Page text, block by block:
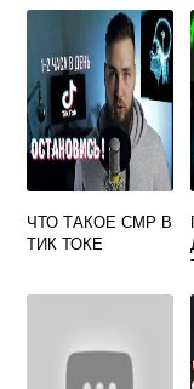
ЧТО ТАКОЕ СМР В
ТИК ТОКЕ